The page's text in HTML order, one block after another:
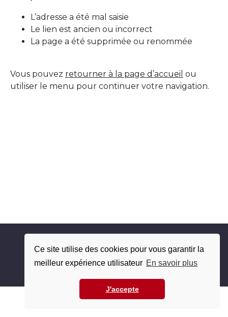
Ce site utilise des cookies pour vous garantir la
meilleur expérience utilisateur En savoir plus
J'accepte
L’adresse a été mal saisie
Le lien est ancien ou incorrect
La page a été supprimée ou renommée
Vous pouvez retourner à la page d’accueil ou
utiliser le menu pour continuer votre navigation.
Plan du site
Mentions légales / Politique de confidentialité